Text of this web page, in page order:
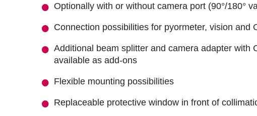
Optionally with or without camera port (90°/180°
Connection possibilities for pyormeter, vision and
Additional beam splitter and camera adapter with
available as add-ons
Flexible mounting possibilities
Replaceable protective window in front of